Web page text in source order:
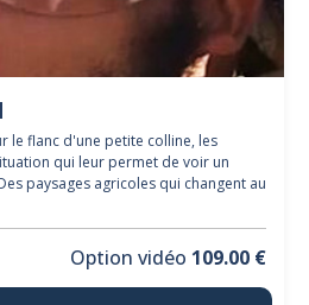
le flanc d'une petite colline, les
qui leur permet de voir un
paysages agricoles qui changent au
Option vidéo 109.00 €